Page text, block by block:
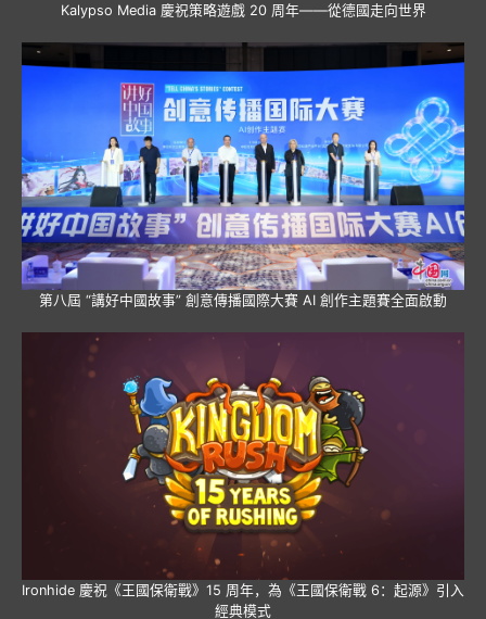
Kalypso Media 慶祝策略遊戲 20 周年——從德國走向世界
第八屆 “講好中國故事” 創意傳播國際大賽 AI 創作主題賽全面啟動
Ironhide 慶祝《王國保衛戰》15 周年，為《王國保衛戰 6：起源》引入
經典模式